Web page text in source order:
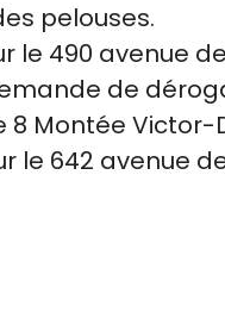
pelouses.
490 avenue
de
Montée Victor-
642 avenue